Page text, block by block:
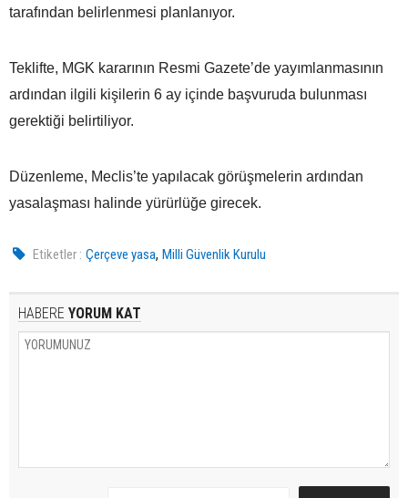
tarafından belirlenmesi planlanıyor.
Teklifte, MGK kararının Resmi Gazete’de yayımlanmasının
ardından ilgili kişilerin 6 ay içinde başvuruda bulunması
gerektiği belirtiliyor.
Düzenleme, Meclis’te yapılacak görüşmelerin ardından
yasalaşması halinde yürürlüğe girecek.
Etiketler : Çerçeve yasa,Milli Güvenlik Kurulu
HABERE YORUM KAT